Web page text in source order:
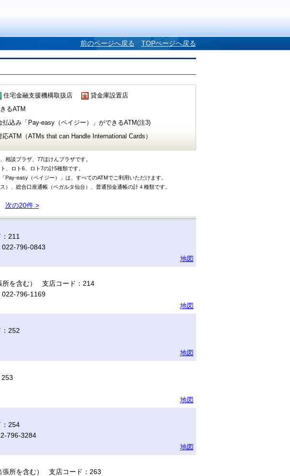
前のページへ戻る TOPページへ戻る
住宅金融支援機構取扱店
貸金庫設置店
るATM
込み「Pay-easy（ペイジー）」ができるATM(注3)
ATM（ATMs that can Handle International Cards）
相談プラザ、77ほけんプラザです。
、ロト6、ロト7の計5種類です。
Pay-easy（ペイジー）」は、すべてのATMでご利用いただけます。
）、総合口座通帳（ベガルタ仙台）、普通預金通帳の計４種類です。
次の20件 >
211
796-0843
地図
所を含む） 支店コード：214
796-1169
地図
252
地図
地図
254
796-3284
地図
所を含む） 支店コード：263